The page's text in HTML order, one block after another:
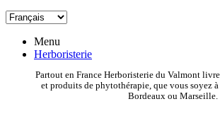
Menu
Herboristerie
Partout en France Herboristerie du Valmont
et produits de phytothérapie, que vous soyez
Bordeaux ou Marseille.